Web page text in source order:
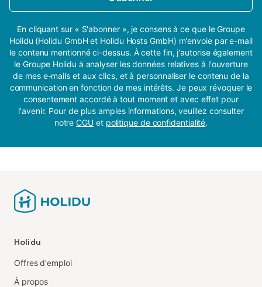
En cliquant sur « S'abonner », je consens à ce que le Groupe
Holidu (Holidu GmbH et Holidu Hosts GmbH) m'envoie par e-mail
le contenu mentionné ci-dessus. À cette fin, j'autorise également
le Groupe Holidu à analyser les données relatives à l'ouverture
de mes e-mails et aux clics, et à personnaliser le contenu de la
communication en fonction de mes intérêts. Je peux révoquer le
consentement accordé à tout moment et avec effet pour
l'avenir. Pour de plus amples informations, veuillez consulter
notreCGU et politique de confidentialité.
Holidu
Offres d'emploi
À propos